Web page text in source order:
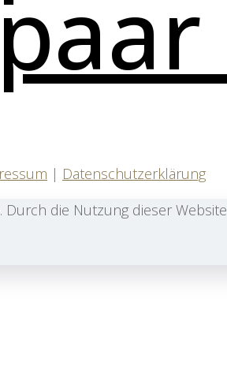
| Datenschutzerklärung
die Nutzung dieser Website